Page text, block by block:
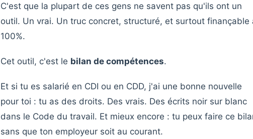
C'est que la plupart de ces gens ne savent pas qu'ils ont un
outil. Un vrai. Un truc concret, structuré, et surtout finançable
100%.
Cet outil, c'est le bilan de compétences.
Et si tu es salarié en CDI ou en CDD, j'ai une bonne nouvelle
pour toi : tu as des droits. Des vrais. Des écrits noir sur blanc
dans le Code du travail. Et mieux encore : tu peux faire ce
sans que ton employeur soit au courant.